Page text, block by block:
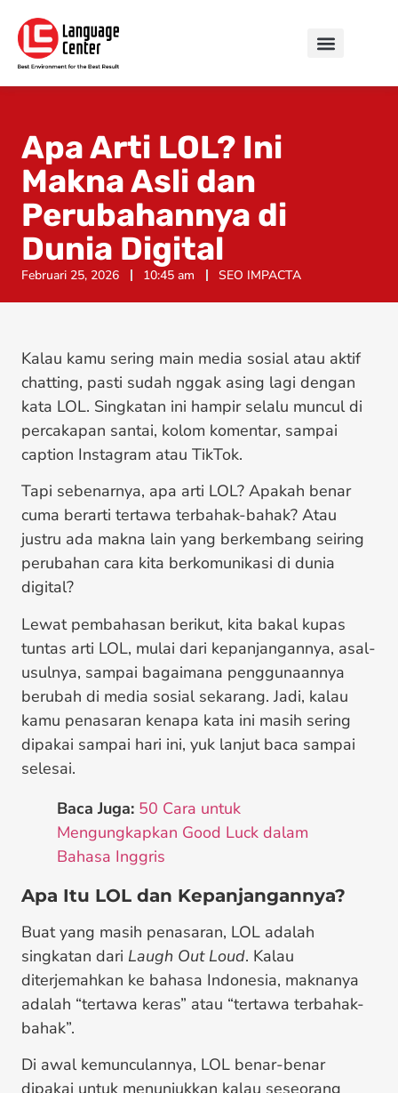
Apa Arti LOL? Ini
Makna Asli dan
Perubahannya di
Dunia Digital
Februari 25, 2026 10:45 am SEO IMPACTA
Kalau kamu sering main media sosial atau aktif
chatting, pasti sudah nggak asing lagi dengan
kata LOL. Singkatan ini hampir selalu muncul di
percakapan santai, kolom komentar, sampai
caption Instagram atau TikTok.
Tapi sebenarnya, apa arti LOL? Apakah benar
cuma berarti tertawa terbahak-bahak? Atau
justru ada makna lain yang berkembang seiring
perubahan cara kita berkomunikasi di dunia
digital?
Lewat pembahasan berikut, kita bakal kupas
tuntas arti LOL, mulai dari kepanjangannya, asal-
usulnya, sampai bagaimana penggunaannya
berubah di media sosial sekarang. Jadi, kalau
kamu penasaran kenapa kata ini masih sering
dipakai sampai hari ini, yuk lanjut baca sampai
selesai.
Baca Juga: 50 Cara untuk
Mengungkapkan Good Luck dalam
Bahasa Inggris
Apa Itu LOL dan Kepanjangannya?
Buat yang masih penasaran, LOL adalah
singkatan dari Laugh Out Loud. Kalau
diterjemahkan ke bahasa Indonesia, maknanya
adalah “tertawa keras” atau “tertawa terbahak-
bahak”.
Di awal kemunculannya, LOL benar-benar